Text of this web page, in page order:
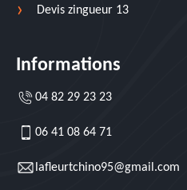
Devis zingueur 13
Informations
04 82 29 23 23
06 41 08 64 71
lafleurtchino95@gmail.com